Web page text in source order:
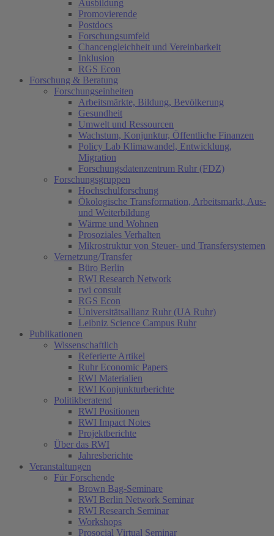
Ausbildung
Promovierende
Postdocs
Forschungsumfeld
Chancengleichheit und Vereinbarkeit
Inklusion
RGS Econ
Forschung & Beratung
Forschungseinheiten
Arbeitsmärkte, Bildung, Bevölkerung
Gesundheit
Umwelt und Ressourcen
Wachstum, Konjunktur, Öffentliche Finanzen
Policy Lab Klimawandel, Entwicklung,
Migration
Forschungsdatenzentrum Ruhr (FDZ)
Forschungsgruppen
Hochschulforschung
Ökologische Transformation, Arbeitsmarkt, Aus-
und Weiterbildung
Wärme und Wohnen
Prosoziales Verhalten
Mikrostruktur von Steuer- und Transfersystemen
Vernetzung/Transfer
Büro Berlin
RWI Research Network
rwi consult
RGS Econ
Universitätsallianz Ruhr (UA Ruhr)
Leibniz Science Campus Ruhr
Publikationen
Wissenschaftlich
Referierte Artikel
Ruhr Economic Papers
RWI Materialien
RWI Konjunkturberichte
Politikberatend
RWI Positionen
RWI Impact Notes
Projektberichte
Über das RWI
Jahresberichte
Veranstaltungen
Für Forschende
Brown Bag-Seminare
RWI Berlin Network Seminar
RWI Research Seminar
Workshops
Prosocial Virtual Seminar